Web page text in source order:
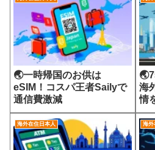
🌏一時帰国のお供は
eSIM！コスパ王者Sailyで
通信費激減
海
情
海外在住日本人 海外